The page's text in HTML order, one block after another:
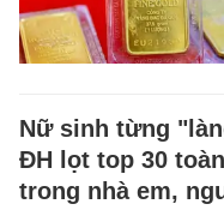
Nữ sinh từng
ĐH lọt top 30
trong nhà em,